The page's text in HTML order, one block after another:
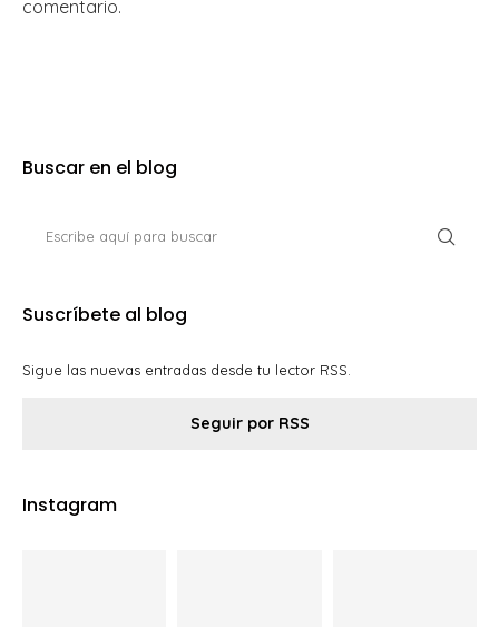
comentario.
Buscar en el blog
Suscríbete al blog
Sigue las nuevas entradas desde tu lector RSS.
Seguir por RSS
Instagram